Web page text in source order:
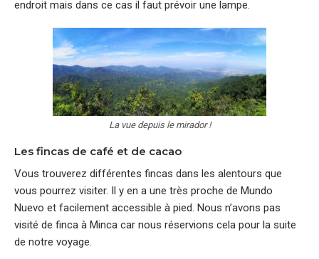
endroit mais dans ce cas il faut prévoir une lampe.
La vue depuis le mirador !
Les fincas de café et de cacao
Vous trouverez différentes fincas dans les alentours que
vous pourrez visiter. Il y en a une très proche de Mundo
Nuevo et facilement accessible à pied. Nous n’avons pas
visité de finca à Minca car nous réservions cela pour la suite
de notre voyage.